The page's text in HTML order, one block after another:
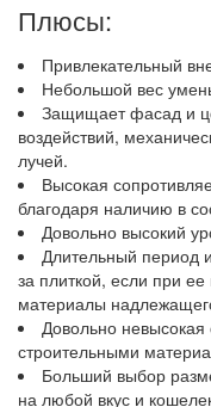
Плюсы:
Привлекательный
Небольшой вес
Защищает фасад и
воздействий,
лучей.
Высокая
благодаря наличию в
Довольно высокий
Длительный период
за плиткой, если при ее
материалы
Довольно
строительными
Больший выбор
на любой вкус и